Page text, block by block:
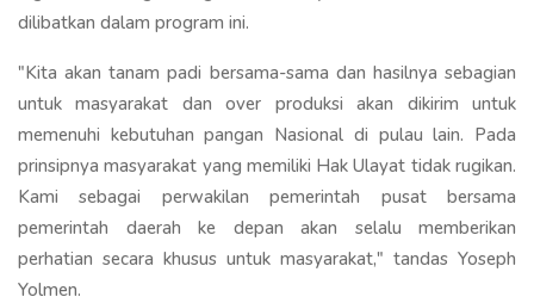
dilibatkan dalam program ini.
"Kita akan tanam padi bersama-sama dan hasilnya sebagian
untuk masyarakat dan over produksi akan dikirim untuk
memenuhi kebutuhan pangan Nasional di pulau lain. Pada
prinsipnya masyarakat yang memiliki Hak Ulayat tidak rugikan.
Kami sebagai perwakilan pemerintah pusat bersama
pemerintah daerah ke depan akan selalu memberikan
perhatian secara khusus untuk masyarakat," tandas Yoseph
Yolmen.